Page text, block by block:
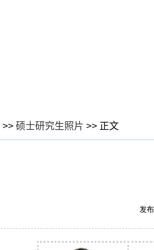
>> 硕士研究生照片 >> 正文
发